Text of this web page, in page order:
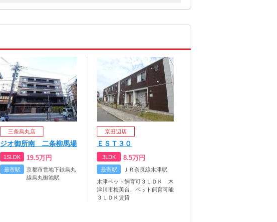
三条烏丸店
ジオ御所南 二条柳馬場
1SLDK 19.5万円
最寄駅
京都市営地下鉄烏丸
線烏丸御池駅
京田辺店
ＥＳＴ３０
3LDK 8.5万円
最寄駅
ＪＲ奈良線木津駅
木津ペット飼育可３ＬＤＫ 木
津川市梅美台、ペット飼育可能
３ＬＤＫ賃貸